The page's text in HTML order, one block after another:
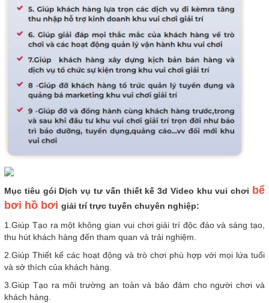
Mục tiêu gói Dịch vụ tư vấn thiết kế 3d Video khu vui chơi bể
bơi hồ bơi giải trí trực tuyến chuyên nghiệp:
1.Giúp Tạo ra một không gian vui chơi giải trí độc đáo và sáng tạo,
thu hút khách hàng đến tham quan và trải nghiệm.
2.Giúp Thiết kế các hoạt động và trò chơi phù hợp với mọi lứa tuổi
và sở thích của khách hàng.
3.Giúp Tạo ra môi trường an toàn và bảo đảm cho người chơi và
khách hàng.